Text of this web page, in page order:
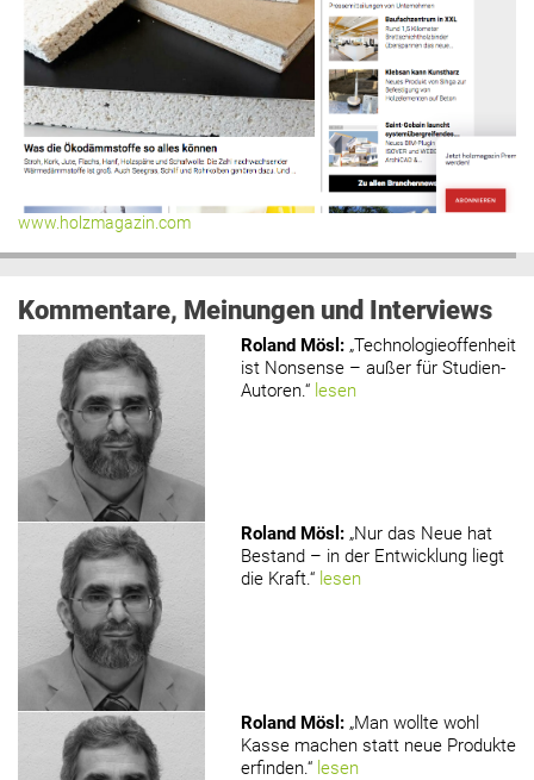
www.holzmagazin.com
Kommentare, Meinungen und Interviews
Roland Mösl : „Technologieoffenheit
ist Nonsense – außer für Studien-
Autoren.“ lesen
Roland Mösl : „Nur das Neue hat
Bestand – in der Entwicklung liegt
die Kraft.“ lesen
Roland Mösl : „Man wollte wohl
Kasse machen statt neue Produkte
erfinden.“ lesen